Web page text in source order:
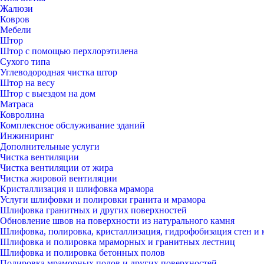
Жалюзи
Ковров
Мебели
Штор
Штор с помощью перхлорэтилена
Сухого типа
Углеводородная чистка штор
Штор на весу
Штор с выездом на дом
Матраса
Ковролина
Комплексное обслуживание зданий
Инжиниринг
Дополнительные услуги
Чистка вентиляции
Чистка вентиляции от жира
Чистка жировой вентиляции
Кристаллизация и шлифовка мрамора
Услуги шлифовки и полировки гранита и мрамора
Шлифовка гранитных и других поверхностей
Обновление швов на поверхности из натурального камня
Шлифовка, полировка, кристаллизация, гидрофобизация стен и
Шлифовка и полировка мраморных и гранитных лестниц
Шлифовка и полировка бетонных полов